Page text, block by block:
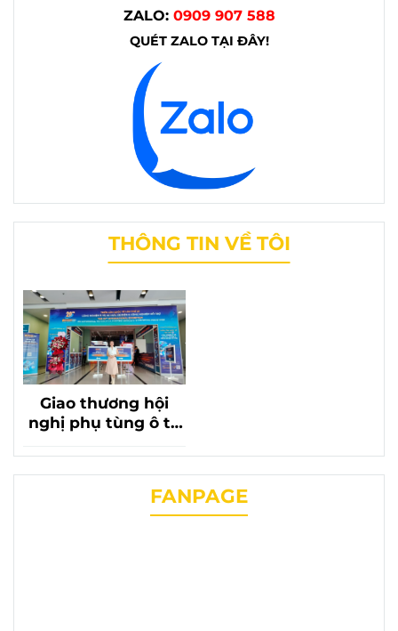
ZALO: 0909 907 588
QUÉT ZALO TẠI ĐÂY!
THÔNG TIN VỀ TÔI
Giao thương hội
nghị phụ tùng ô tô
mặt của phụ tùng
chevrolet liên
FANPAGE